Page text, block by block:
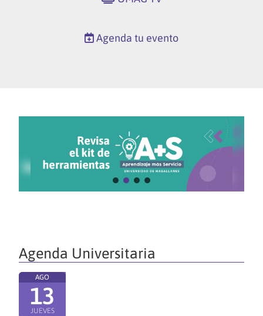
Agenda tu evento
Agenda Universitaria
AGO
13
JUEVES